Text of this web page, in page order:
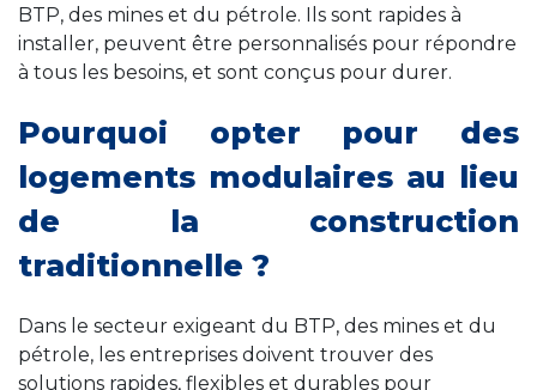
BTP, des mines et du pétrole. Ils sont rapides à
installer, peuvent être personnalisés pour répondre
à tous les besoins, et sont conçus pour durer.
Pourquoi opter pour des
logements modulaires au lieu
de la construction
traditionnelle ?
Dans le secteur exigeant du BTP, des mines et du
pétrole, les entreprises doivent trouver des
solutions rapides, flexibles et durables pour